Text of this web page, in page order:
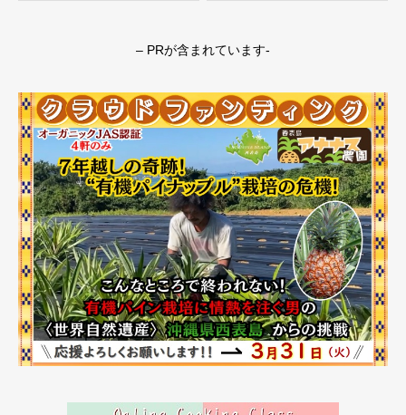
– PRが含まれています-